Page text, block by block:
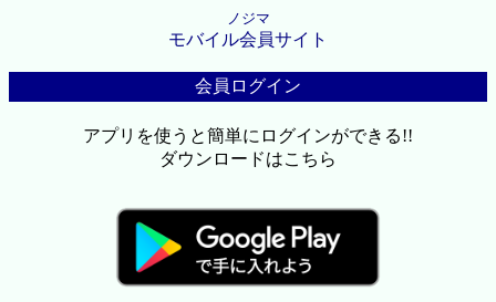
ノジマ
モバイル会員サイト
会員ログイン
アプリを使うと簡単にログインができる!!
ダウンロードはこちら